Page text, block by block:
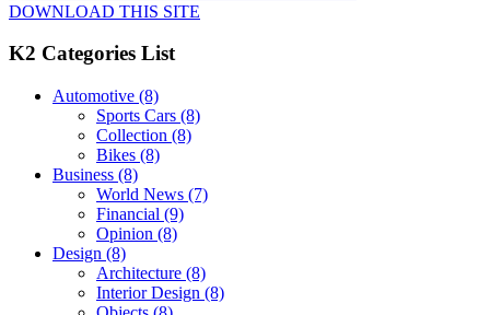
DOWNLOAD THIS SITE
K2 Categories List
Automotive (8)
Sports Cars (8)
Collection (8)
Bikes (8)
Business (8)
World News (7)
Financial (9)
Opinion (8)
Design (8)
Architecture (8)
Interior Design (8)